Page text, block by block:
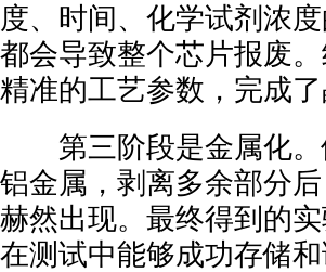
度、时间、化学试剂浓
都会导致整个芯片报废
精准的工艺参数，完成
第三阶段是金属化。
铝金属，剥离多余部分
赫然出现。最终得到的
在测试中能够成功存储